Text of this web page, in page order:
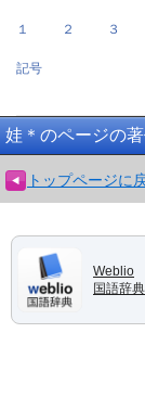
１ ２ ３
記号
娃＊のページの
トップページに
Weblio
国語辞